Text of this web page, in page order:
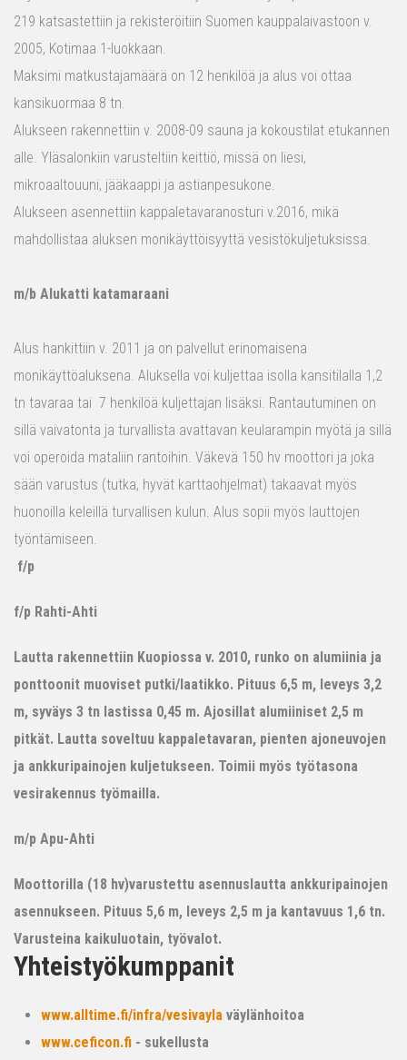
219 katsastettiin ja rekisteröitiin Suomen kauppalaivastoon v.
2005, Kotimaa 1-luokkaan.
Maksimi matkustajamäärä on 12 henkilöä ja alus voi ottaa
kansikuormaa 8 tn.
Alukseen rakennettiin v. 2008-09 sauna ja kokoustilat etukannen
alle. Yläsalonkiin varusteltiin keittiö, missä on liesi,
mikroaaltouuni, jääkaappi ja astianpesukone.
Alukseen asennettiin kappaletavaranosturi v.2016, mikä
mahdollistaa aluksen monikäyttöisyyttä vesistökuljetuksissa.
m/b Alukatti katamaraani
Alus hankittiin v. 2011 ja on palvellut erinomaisena
monikäyttöaluksena. Aluksella voi kuljettaa isolla kansitilalla 1,2
tn tavaraa tai 7 henkilöä kuljettajan lisäksi. Rantautuminen on
sillä vaivatonta ja turvallista avattavan keularampin myötä ja sillä
voi operoida mataliin rantoihin. Väkevä 150 hv moottori ja joka
sään varustus (tutka, hyvät karttaohjelmat) takaavat myös
huonoilla keleillä turvallisen kulun. Alus sopii myös lauttojen
työntämiseen.
f/p
f/p Rahti-Ahti
Lautta rakennettiin Kuopiossa v. 2010, runko on alumiinia ja
ponttoonit muoviset putki/laatikko. Pituus 6,5 m, leveys 3,2
m, syväys 3 tn lastissa 0,45 m. Ajosillat alumiiniset 2,5 m
pitkät. Lautta soveltuu kappaletavaran, pienten ajoneuvojen
ja ankkuripainojen kuljetukseen. Toimii myös työtasona
vesirakennus työmailla.
m/p Apu-Ahti
Moottorilla (18 hv)varustettu asennuslautta ankkuripainojen
asennukseen. Pituus 5,6 m, leveys 2,5 m ja kantavuus 1,6 tn.
Varusteina kaikuluotain, työvalot.
Yhteistyökumppanit
www.alltime.fi/infra/vesivayla väylänhoitoa
www.ceficon.fi - sukellusta